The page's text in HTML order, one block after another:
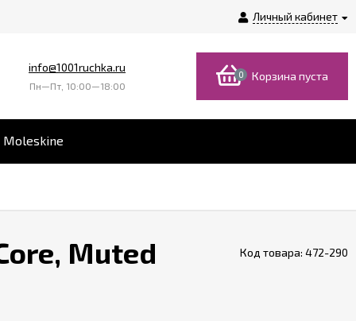
Личный кабинет
info@1001ruchka.ru
Пн—Пт, 10:00—18:00
0 Корзина пуста
Muted Код товара: 472-290